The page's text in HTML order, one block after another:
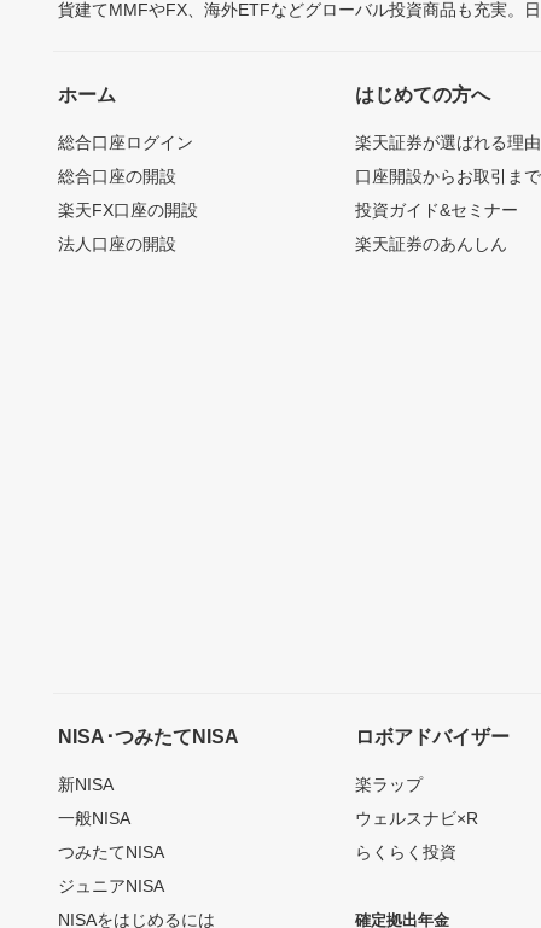
貨建てMMFやFX、海外ETFなどグローバル投資商品も充実。
ホーム
総合口座ログイン
総合口座の開設
楽天FX口座の開設
法人口座の開設
はじめての方へ
楽天証券が選ばれる理由
口座開設からお取引ま
投資ガイド&セミナー
楽天証券のあんしん
NISA･つみたてNISA
新NISA
一般NISA
つみたてNISA
ジュニアNISA
NISAをはじめるには
ロボアドバイザー
楽ラップ
ウェルスナビ×R
らくらく投資
確定拠出年金